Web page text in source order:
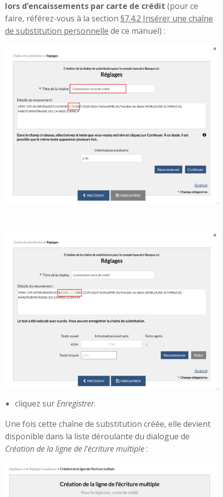
lors d’encaissements par carte de crédit (pour ce
faire, référez-vous à la section §7.4.2 Insérer une chaîne
de substitution personnelle de ce manuel) :
cliquez surEnregistrer.
Une fois cette chaîne de substitution créée, elle devient
disponible dans la liste déroulante du dialogue de
Création de la ligne de l’écriture multiple: